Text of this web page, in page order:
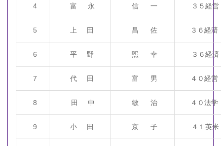
4 富 永 信 一 ３５経営
5 上 田 昌 佐 ３６経済
6 平 野 煕 幸 ３６経済
7 代 田 富 男 ４０経営
8 田 中 敏 治 ４０法学
9 小 田 京 子 ４１英米